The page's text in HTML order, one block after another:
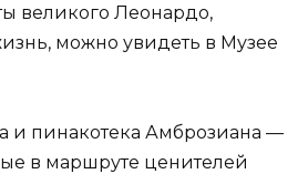
великого Леонардо,
можно увидеть в Музее
и пинакотека Амброзиана —
в маршруте ценителей